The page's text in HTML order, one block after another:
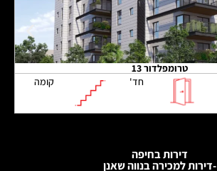
טרומפלדור 13
חד' קומה
דירות בחיפה
-דירות למכירה בנווה שאנן